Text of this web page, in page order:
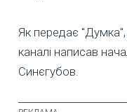
Як передає
каналі написав
Синєгубов.